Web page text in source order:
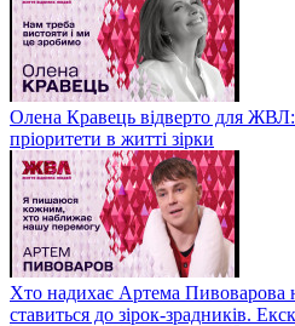
Олена Кравець відверто для
пріоритети в житті зірки
Хто надихає Артема Пивоварова
ставиться до зірок-зрадників.